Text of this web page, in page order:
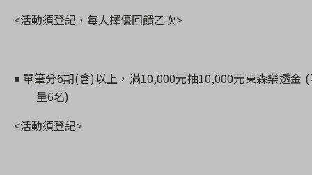
<活動須登記，每人擇優回饋乙次>
◾ 單筆分6期(含)以上，滿10,000元抽10,000元東森樂透金 (
量6名)
<活動須登記>